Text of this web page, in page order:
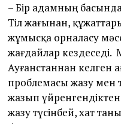
– Бір адамның
Тіл жағынан,
жұмысқа орналасу
жағдайлар
Ауғанстаннан келген
проблемасы жазу мен
жазып
жазу түсінбей, хат